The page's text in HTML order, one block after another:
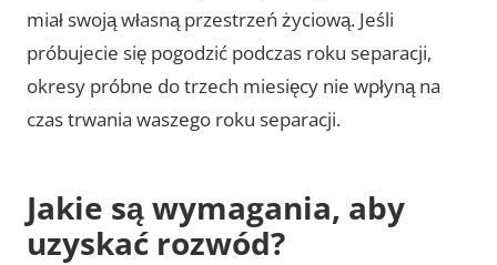
miał swoją własną przestrzeń życiową. Jeśli
próbujecie się pogodzić podczas roku separacji,
okresy próbne do trzech miesięcy nie wpłyną na
czas trwania waszego roku separacji.
Jakie są wymagania, aby
uzyskać rozwód?